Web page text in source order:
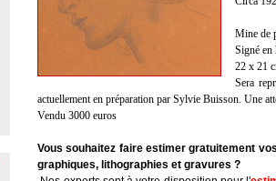
Mine de
Signé en
22 x 21
Sera
actuellement en préparation par Sylvie Buisson. Une
Vendu 3000 euros
Vous souhaitez faire estimer gratuitement
graphiques, lithographies et gravures ?